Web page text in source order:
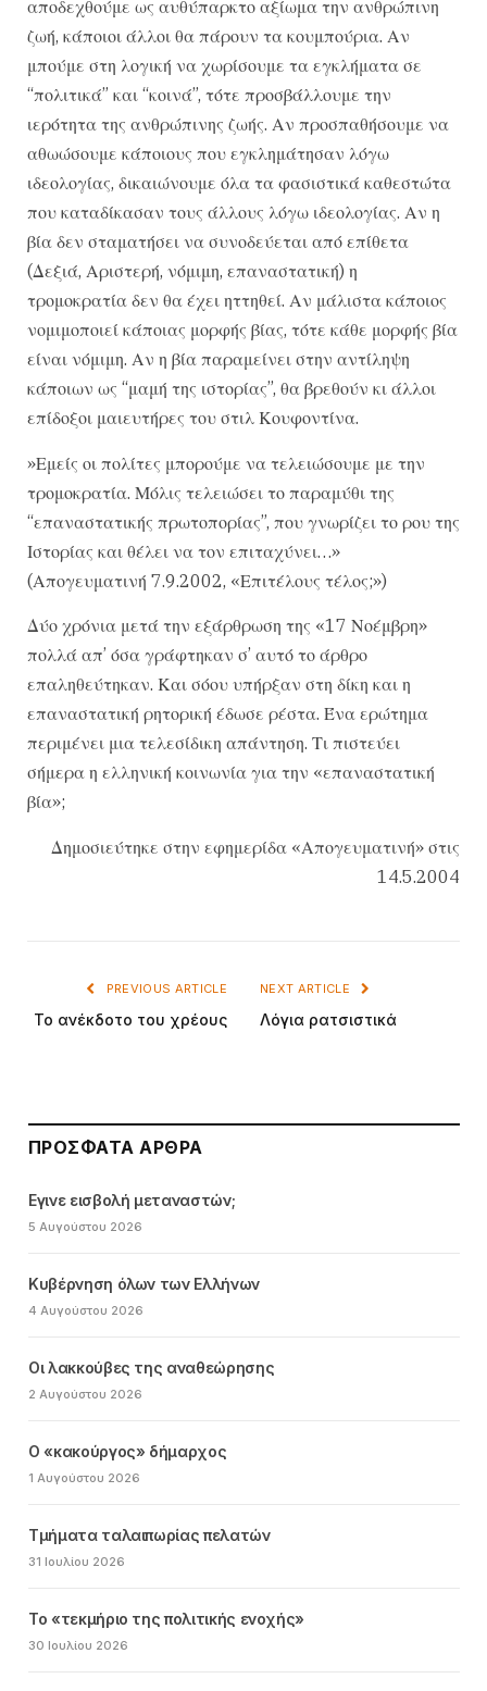
αποδεχθούμε ως αυθύπαρκτο αξίωμα την ανθρώπινη
ζωή, κάποιοι άλλοι θα πάρουν τα κουμπούρια. Αν
μπούμε στη λογική να χωρίσουμε τα εγκλήματα σε
“πολιτικά” και “κοινά”, τότε προσβάλλουμε την
ιερότητα της ανθρώπινης ζωής. Αν προσπαθήσουμε να
αθωώσουμε κάποιους που εγκλημάτησαν λόγω
ιδεολογίας, δικαιώνουμε όλα τα φασιστικά καθεστώτα
που καταδίκασαν τους άλλους λόγω ιδεολογίας. Αν η
βία δεν σταματήσει να συνοδεύεται από επίθετα
(Δεξιά, Αριστερή, νόμιμη, επαναστατική) η
τρομοκρατία δεν θα έχει ηττηθεί. Αν μάλιστα κάποιος
νομιμοποιεί κάποιας μορφής βίας, τότε κάθε μορφής βία
είναι νόμιμη. Αν η βία παραμείνει στην αντίληψη
κάποιων ως “μαμή της ιστορίας”, θα βρεθούν κι άλλοι
επίδοξοι μαιευτήρες του στιλ Κουφοντίνα.
»Εμείς οι πολίτες μπορούμε να τελειώσουμε με την
τρομοκρατία. Μόλις τελειώσει το παραμύθι της
“επαναστατικής πρωτοπορίας”, που γνωρίζει το ρου της
Ιστορίας και θέλει να τον επιταχύνει…»
(Απογευματινή 7.9.2002, «Επιτέλους τέλος;»)
Δύο χρόνια μετά την εξάρθρωση της «17 Νοέμβρη»
πολλά απ’ όσα γράφτηκαν σ’ αυτό το άρθρο
επαληθεύτηκαν. Και σόου υπήρξαν στη δίκη και η
επαναστατική ρητορική έδωσε ρέστα. Ένα ερώτημα
περιμένει μια τελεσίδικη απάντηση. Τι πιστεύει
σήμερα η ελληνική κοινωνία για την «επαναστατική
βία»;
Δημοσιεύτηκε στην εφημερίδα «Απογευματινή» στις
14.5.2004
PREVIOUS ARTICLE
Το ανέκδοτο του χρέους
NEXT ARTICLE
Λόγια ρατσιστικά
ΠΡΌΣΦΑΤΑ ΆΡΘΡΑ
Εγινε εισβολή μεταναστών;
5 Αυγούστου 2026
Κυβέρνηση όλων των Ελλήνων
4 Αυγούστου 2026
Οι λακκούβες της αναθεώρησης
2 Αυγούστου 2026
Ο «κακούργος» δήμαρχος
1 Αυγούστου 2026
Τμήματα ταλαιπωρίας πελατών
31 Ιουλίου 2026
Το «τεκμήριο της πολιτικής ενοχής»
30 Ιουλίου 2026